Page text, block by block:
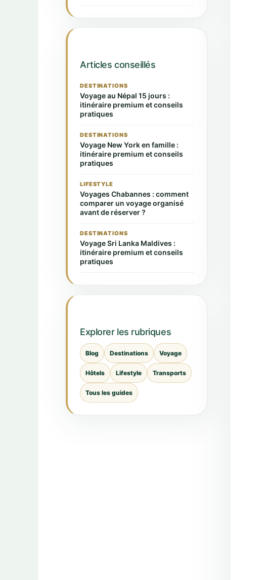
Articles conseillés
DESTINATIONS
Voyage au Népal 15 jours :
itinéraire premium et conseils
pratiques
DESTINATIONS
Voyage New York en famille :
itinéraire premium et conseils
pratiques
LIFESTYLE
Voyages Chabannes : comment
comparer un voyage organisé
avant de réserver ?
DESTINATIONS
Voyage Sri Lanka Maldives :
itinéraire premium et conseils
pratiques
Explorer les rubriques
Blog Destinations Voyage
Hôtels Lifestyle Transports
Tous les guides